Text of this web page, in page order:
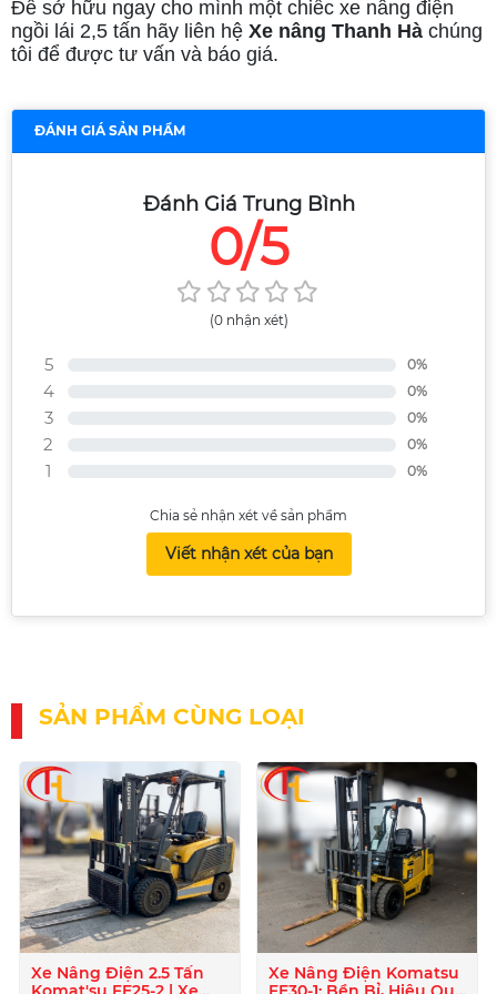
Để sở hữu ngay cho mình một chiếc xe nâng điện
ngồi lái 2,5 tấn hãy liên hệ Xe nâng Thanh Hà chúng
tôi để được tư vấn và báo giá.
ĐÁNH GIÁ SẢN PHẨM
Đánh Giá Trung Bình
0/5
(0 nhận xét)
5 0%
4 0%
3 0%
2 0%
1 0%
Chia sẻ nhận xét về sản phẩm
Viết nhận xét của bạn
SẢN PHẨM CÙNG LOẠI
Xe Nâng Điện 2.5 Tấn
Xe Nâng Điện Komatsu